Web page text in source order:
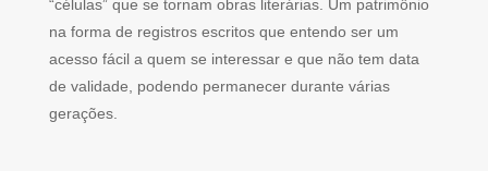
“células” que se tornam obras literárias. Um patrimônio
na forma de registros escritos que entendo ser um
acesso fácil a quem se interessar e que não tem data
de validade, podendo permanecer durante várias
gerações.